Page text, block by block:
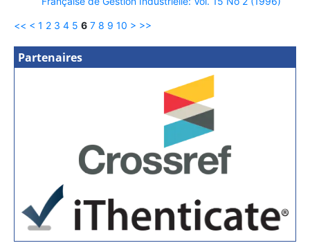
<< < 1 2 3 4 5 6 7 8 9 10 > >>
Partenaires